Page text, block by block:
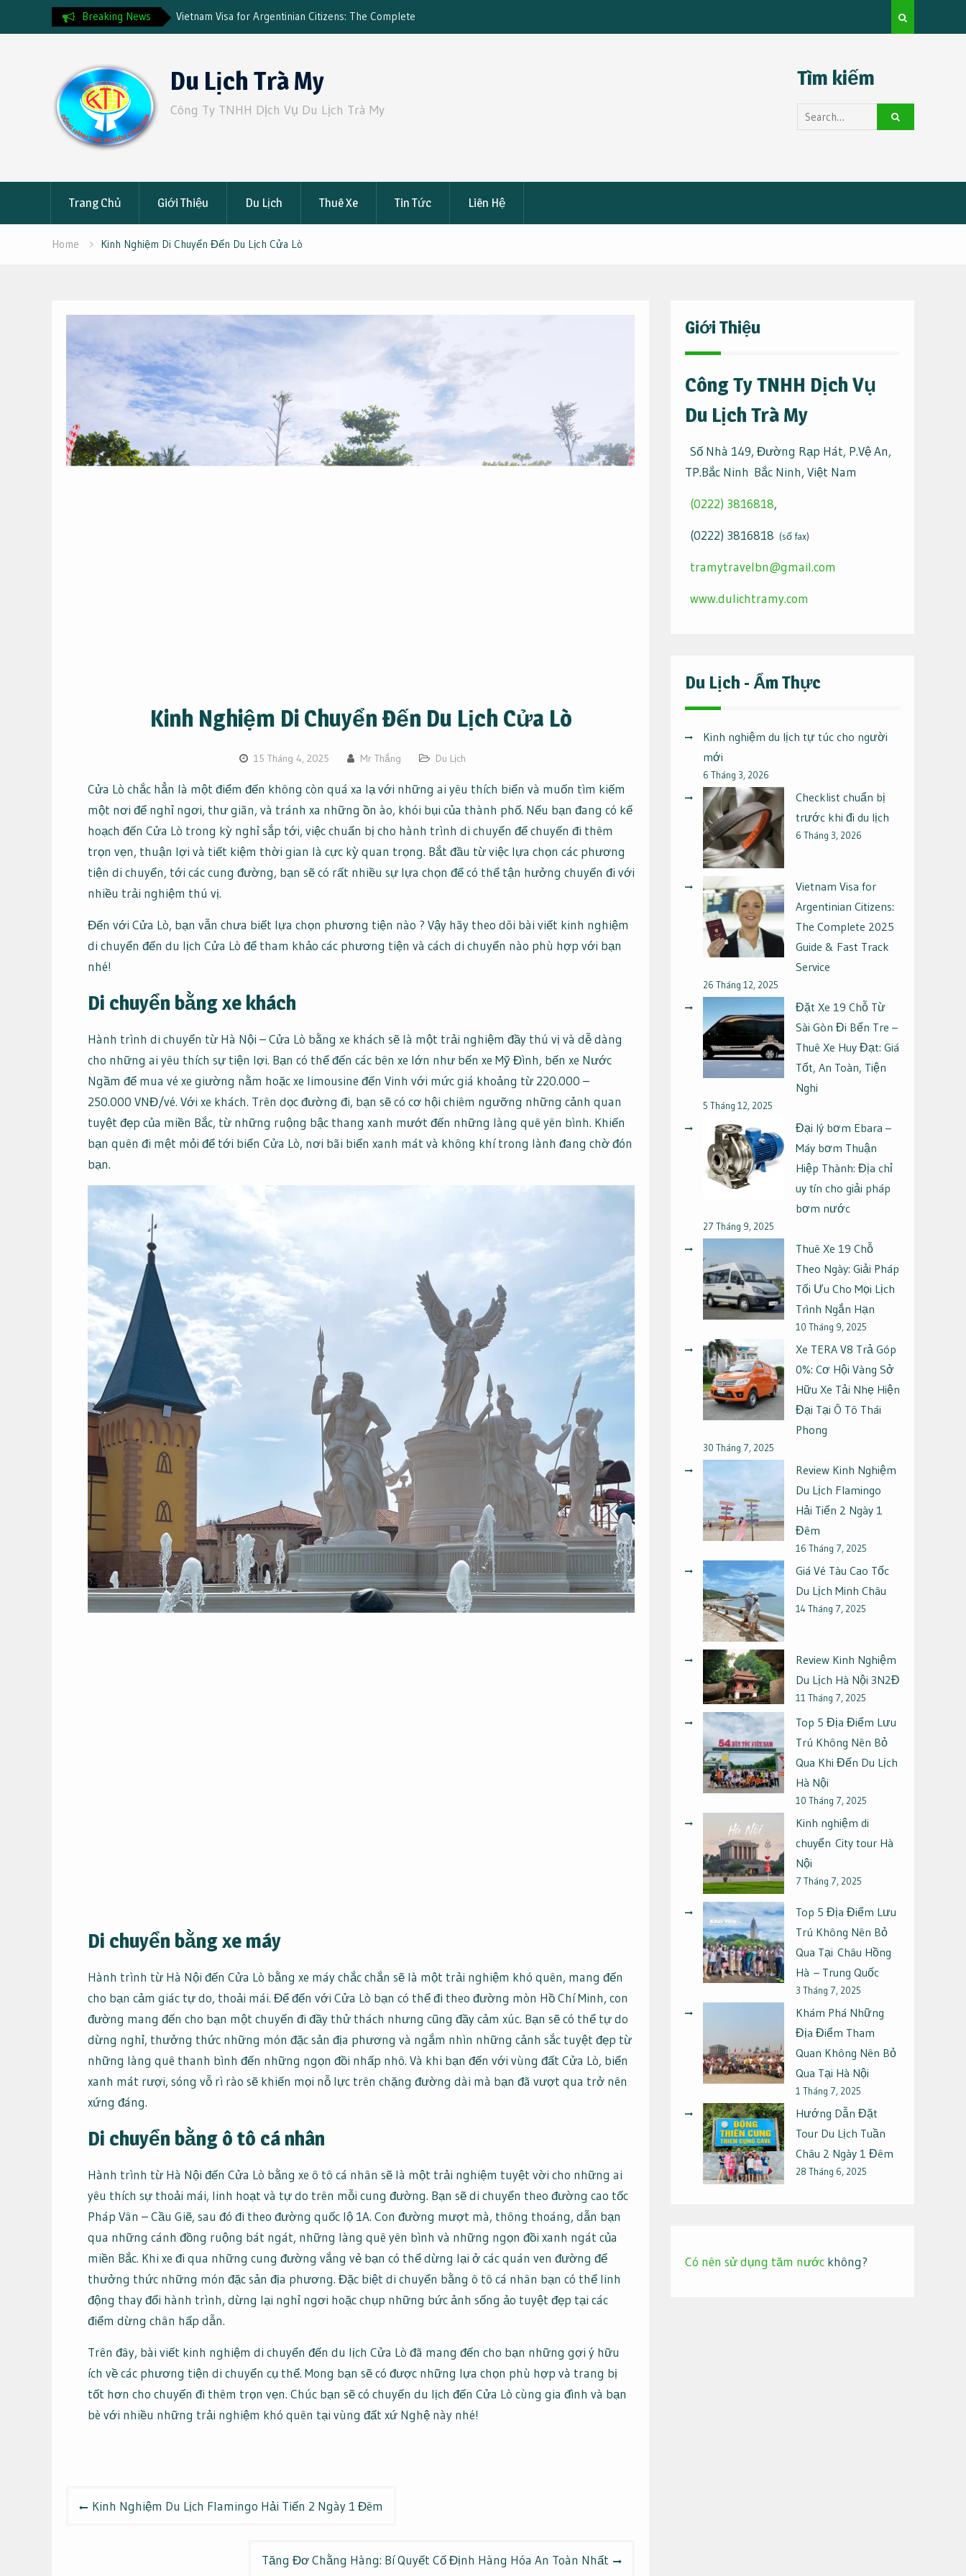
Breaking News
Visa for Argentinian Citizens: The Complete
& Fast Track Service
Đặt Xe 19 Chỗ Từ Sài Gòn Đi Bến Tre – Thuê Xe Huy
Đạt: Giá Tốt, An Toàn, Tiện Nghi
Du Lịch Trà My
Công Ty TNHH Dịch Vụ Du Lịch Trà My
Tìm kiếm
Search
for:
Trang Chủ Giới Thiệu Du Lịch Thuê Xe Tin Tức Liên Hệ
Home Kinh Nghiệm Di Chuyển Đến Du Lịch Cửa Lò
Kinh Nghiệm Di Chuyển Đến Du Lịch Cửa Lò
15 Tháng 4, 2025 Mr Thắng Du Lịch
Cửa Lò chắc hẳn là một điểm đến không còn quá xa lạ với những ai yêu thích biển và muốn tìm kiếm
một nơi để nghỉ ngơi, thư giãn, và tránh xa những ồn ào, khói bụi của thành phố. Nếu bạn đang có kế
hoạch đến Cửa Lò trong kỳ nghỉ sắp tới, việc chuẩn bị cho hành trình di chuyển để chuyến đi thêm
trọn vẹn, thuận lợi và tiết kiệm thời gian là cực kỳ quan trọng. Bắt đầu từ việc lựa chọn các phương
tiện di chuyển, tới các cung đường, bạn sẽ có rất nhiều sự lựa chọn để có thể tận hưởng chuyến đi với
nhiều trải nghiệm thú vị.
Đến với Cửa Lò, bạn vẫn chưa biết lựa chọn phương tiện nào ? Vậy hãy theo dõi bài viết kinh nghiệm
di chuyển đến du lịch Cửa Lò để tham khảo các phương tiện và cách di chuyển nào phù hợp với bạn
nhé!
Di chuyển bằng xe khách
Hành trình di chuyển từ Hà Nội – Cửa Lò bằng xe khách sẽ là một trải nghiệm đầy thú vị và dễ dàng
cho những ai yêu thích sự tiện lợi. Bạn có thể đến các bên xe lớn như bến xe Mỹ Đình, bến xe Nước
Ngầm để mua vé xe giường nằm hoặc xe limousine đến Vinh với mức giá khoảng từ 220.000 –
250.000 VNĐ/vé. Với xe khách. Trên dọc đường đi, bạn sẽ có cơ hội chiêm ngưỡng những cảnh quan
tuyệt đẹp của miền Bắc, từ những ruộng bậc thang xanh mướt đến những làng quê yên bình. Khiến
bạn quên đi mệt mỏi để tới biển Cửa Lò, nơi bãi biển xanh mát và không khí trong lành đang chờ đón
bạn.
Di chuyển bằng xe máy
Hành trình từ Hà Nội đến Cửa Lò bằng xe máy chắc chắn sẽ là một trải nghiệm khó quên, mang đến
cho bạn cảm giác tự do, thoải mái. Để đến với Cửa Lò bạn có thể đi theo đường mòn Hồ Chí Minh, con
đường mang đến cho bạn một chuyến đi đầy thử thách nhưng cũng đầy cảm xúc. Bạn sẽ có thể tự do
dừng nghỉ, thưởng thức những món đặc sản địa phương và ngắm nhìn những cảnh sắc tuyệt đẹp từ
những làng quê thanh bình đến những ngọn đồi nhấp nhô. Và khi bạn đến với vùng đất Cửa Lò, biển
xanh mát rượi, sóng vỗ rì rào sẽ khiến mọi nỗ lực trên chặng đường dài mà bạn đã vượt qua trở nên
xứng đáng.
Di chuyển bằng ô tô cá nhân
Hành trình từ Hà Nội đến Cửa Lò bằng xe ô tô cá nhân sẽ là một trải nghiệm tuyệt vời cho những ai
yêu thích sự thoải mái, linh hoạt và tự do trên mỗi cung đường. Bạn sẽ di chuyển theo đường cao tốc
Pháp Vân – Cầu Giẽ, sau đó đi theo đường quốc lộ 1A. Con đường mượt mà, thông thoáng, dẫn bạn
qua những cánh đồng ruộng bát ngát, những làng quê yên bình và những ngọn đồi xanh ngát của
miền Bắc. Khi xe đi qua những cung đường vắng vẻ bạn có thể dừng lại ở các quán ven đường để
thưởng thức những món đặc sản địa phương. Đặc biệt di chuyển bằng ô tô cá nhân bạn có thể linh
động thay đổi hành trình, dừng lại nghỉ ngơi hoặc chụp những bức ảnh sống ảo tuyệt đẹp tại các
điểm dừng chân hấp dẫn.
Trên đây, bài viết kinh nghiệm di chuyển đến du lịch Cửa Lò đã mang đến cho bạn những gợi ý hữu
ích về các phương tiện di chuyển cụ thể. Mong bạn sẽ có được những lựa chọn phù hợp và trang bị
tốt hơn cho chuyến đi thêm trọn vẹn. Chúc bạn sẽ có chuyến du lịch đến Cửa Lò cùng gia đình và bạn
bè với nhiều những trải nghiệm khó quên tại vùng đất xứ Nghệ này nhé!
ĐiềuKinh Nghiệm Du Lịch Flamingo Hải Tiến 2 Ngày 1 Đêm
Tăng Đơ Chằng Hàng: Bí Quyết Cố Định Hàng Hóa An Toàn Nhất
Giới Thiệu
Công Ty TNHH Dịch Vụ
Du Lịch Trà My
Số Nhà 149, Đường Rạp Hát, P.Vệ An,
TP.Bắc Ninh Bắc Ninh, Việt Nam
(0222) 3816818,
(0222) 3816818 (số fax)
tramytravelbn@gmail.com
www.dulichtramy.com
Du Lịch - Ẩm Thực
Kinh nghiệm du lịch tự túc cho người
mới
6 Tháng 3, 2026
Checklist chuẩn bị
trước khi đi du lịch
6 Tháng 3, 2026
Vietnam Visa for
Argentinian Citizens:
The Complete 2025
Guide & Fast Track
Service
26 Tháng 12, 2025
Đặt Xe 19 Chỗ Từ
Sài Gòn Đi Bến Tre –
Thuê Xe Huy Đạt: Giá
Tốt, An Toàn, Tiện
Nghi
5 Tháng 12, 2025
Đại lý bơm Ebara –
Máy bơm Thuận
Hiệp Thành: Địa chỉ
uy tín cho giải pháp
bơm nước
27 Tháng 9, 2025
Thuê Xe 19 Chỗ
Theo Ngày: Giải Pháp
Tối Ưu Cho Mọi Lịch
Trình Ngắn Hạn
10 Tháng 9, 2025
Xe TERA V8 Trả Góp
0%: Cơ Hội Vàng Sở
Hữu Xe Tải Nhẹ Hiện
Đại Tại Ô Tô Thái
Phong
30 Tháng 7, 2025
Review Kinh Nghiệm
Du Lịch Flamingo
Hải Tiến 2 Ngày 1
Đêm
16 Tháng 7, 2025
Giá Vé Tàu Cao Tốc
Du Lịch Minh Châu
14 Tháng 7, 2025
Review Kinh Nghiệm
Du Lịch Hà Nội 3N2Đ
11 Tháng 7, 2025
Top 5 Địa Điểm Lưu
Trú Không Nên Bỏ
Qua Khi Đến Du Lịch
Hà Nội
10 Tháng 7, 2025
Kinh nghiệm di
chuyển City tour Hà
Nội
7 Tháng 7, 2025
Top 5 Địa Điểm Lưu
Trú Không Nên Bỏ
Qua Tại Châu Hồng
Hà – Trung Quốc
3 Tháng 7, 2025
Khám Phá Những
Địa Điểm Tham
Quan Không Nên Bỏ
Qua Tại Hà Nội
1 Tháng 7, 2025
Hướng Dẫn Đặt
Tour Du Lịch Tuần
Châu 2 Ngày 1 Đêm
28 Tháng 6, 2025
Có nên sử dụng tăm nước không?